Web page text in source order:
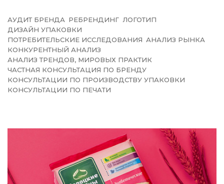
АУДИТ БРЕНДА РЕБРЕНДИНГ ЛОГОТИП
ДИЗАЙН УПАКОВКИ
ПОТРЕБИТЕЛЬСКИЕ ИССЛЕДОВАНИЯ АНАЛИЗ РЫНКА
КОНКУРЕНТНЫЙ АНАЛИЗ
АНАЛИЗ ТРЕНДОВ, МИРОВЫХ ПРАКТИК
ЧАСТНАЯ КОНСУЛЬТАЦИЯ ПО БРЕНДУ
КОНСУЛЬТАЦИИ ПО ПРОИЗВОДСТВУ УПАКОВКИ
КОНСУЛЬТАЦИИ ПО ПЕЧАТИ